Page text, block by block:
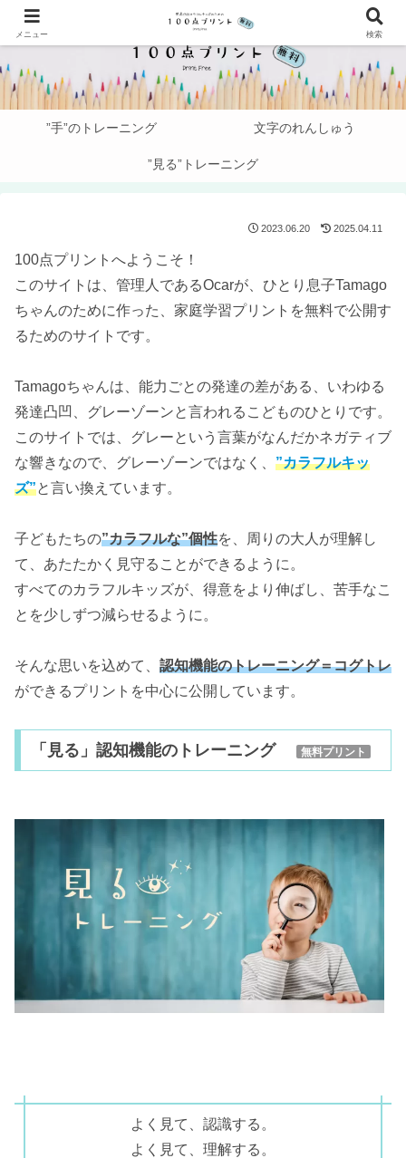
”手”のトレーニング 文字のれんしゅう
”見る”トレーニング
2023.06.20 2025.04.11
100点プリントへようこそ！
このサイトは、管理人であるOcarが、ひとり息子Tamago
ちゃんのために作った、家庭学習プリントを無料で公開す
るためのサイトです。
Tamagoちゃんは、能力ごとの発達の差がある、いわゆる
発達凸凹、グレーゾーンと言われるこどものひとりです。
このサイトでは、グレーという言葉がなんだかネガティブ
な響きなので、グレーゾーンではなく、 ”カラフルキッ
ズ”と言い換えています。
子どもたちの”カラフルな”個性を、周りの大人が理解し
て、あたたかく見守ることができるように。
すべてのカラフルキッズが、得意をより伸ばし、苦手なこ
とを少しずつ減らせるように。
そんな思いを込めて、 認知機能のトレーニング＝コグトレ
ができるプリントを中心に公開しています。
「見る」認知機能のトレーニング 無料プリント
よく見て、認識する。
よく見て、理解する。
メニュー 検索